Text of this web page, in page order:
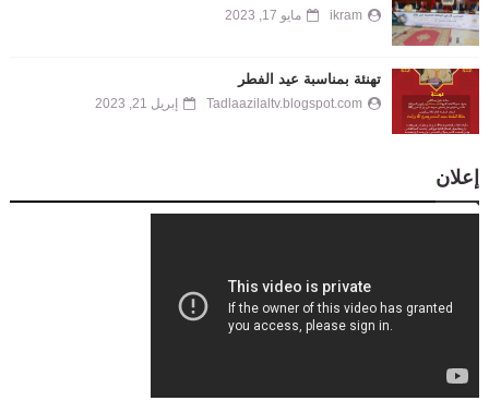
ikram مايو 17, 2023
تهنئة بمناسبة عيد الفطر
Tadlaazilaltv.blogspot.com إبريل 21, 2023
إعلان